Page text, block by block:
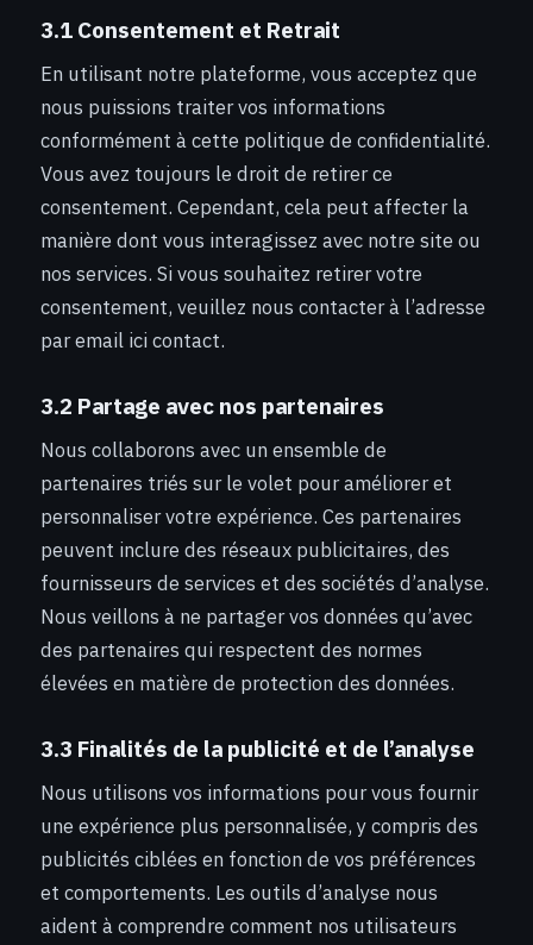
3.1 Consentement et Retrait
En utilisant notre plateforme, vous acceptez que
nous puissions traiter vos informations
conformément à cette politique de confidentialité.
Vous avez toujours le droit de retirer ce
consentement. Cependant, cela peut affecter la
manière dont vous interagissez avec notre site ou
nos services. Si vous souhaitez retirer votre
consentement, veuillez nous contacter à l’adresse
par email ici contact.
3.2 Partage avec nos partenaires
Nous collaborons avec un ensemble de
partenaires triés sur le volet pour améliorer et
personnaliser votre expérience. Ces partenaires
peuvent inclure des réseaux publicitaires, des
fournisseurs de services et des sociétés d’analyse.
Nous veillons à ne partager vos données qu’avec
des partenaires qui respectent des normes
élevées en matière de protection des données.
3.3 Finalités de la publicité et de l’analyse
Nous utilisons vos informations pour vous fournir
une expérience plus personnalisée, y compris des
publicités ciblées en fonction de vos préférences
et comportements. Les outils d’analyse nous
aident à comprendre comment nos utilisateurs